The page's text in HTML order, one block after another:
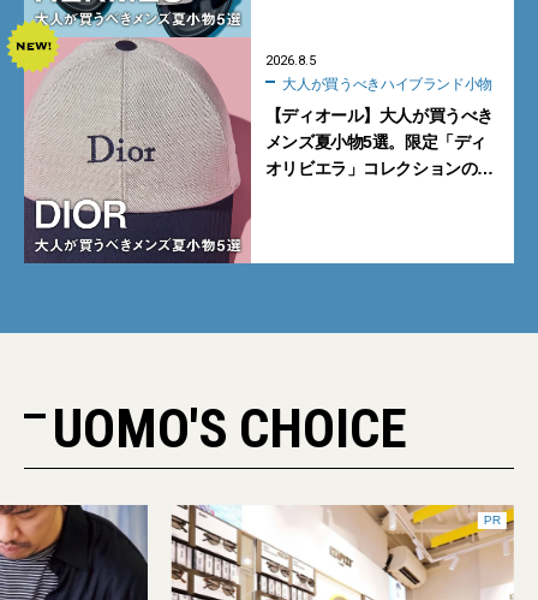
2026.8.5
大人が買うべきハイブランド小物
【ディオール】大人が買うべき
メンズ夏小物5選。限定「ディ
オリビエラ」コレクションの
UOMO'S CHOICE